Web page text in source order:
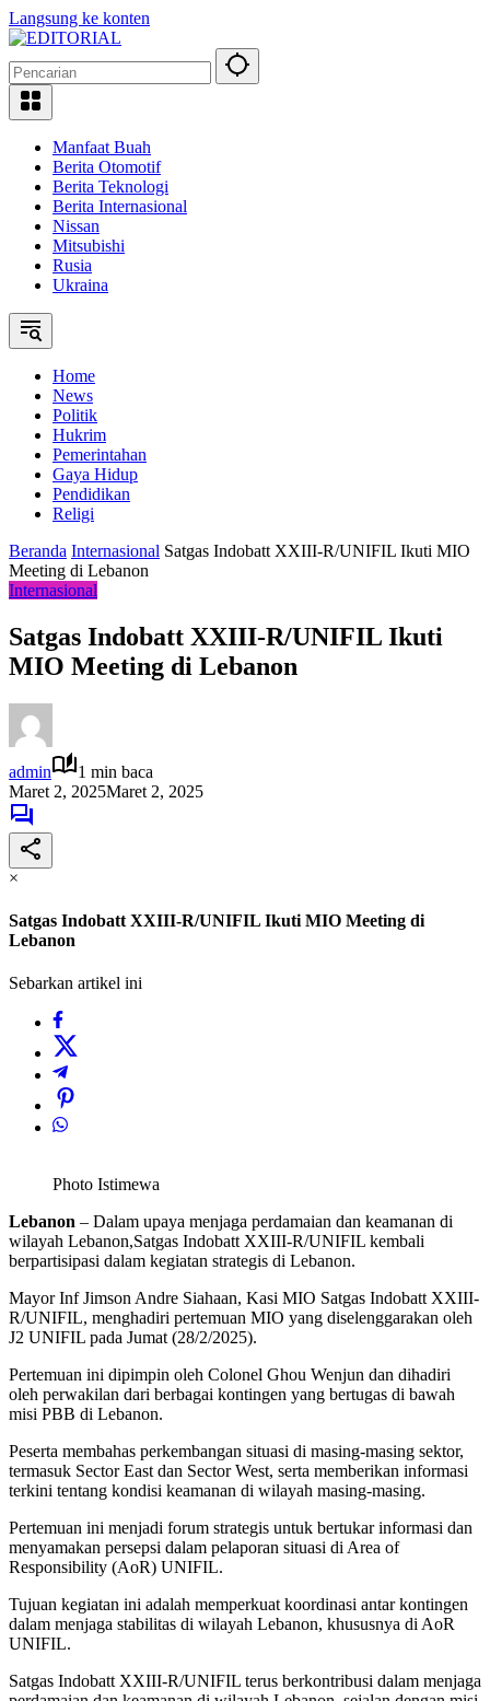
Langsung ke konten
Manfaat Buah
Berita Otomotif
Berita Teknologi
Berita Internasional
Nissan
Mitsubishi
Rusia
Ukraina
Home
News
Politik
Hukrim
Pemerintahan
Gaya Hidup
Pendidikan
Religi
Beranda Internasional Satgas Indobatt XXIII-R/UNIFIL Ikuti MIO
Meeting di Lebanon
Internasional
Satgas Indobatt XXIII-R/UNIFIL Ikuti
MIO Meeting di Lebanon
admin
1 min baca
Maret 2, 2025Maret 2, 2025
×
Satgas Indobatt XXIII-R/UNIFIL Ikuti MIO Meeting di
Lebanon
Sebarkan artikel ini
Photo Istimewa
Lebanon – Dalam upaya menjaga perdamaian dan keamanan di
wilayah Lebanon,Satgas Indobatt XXIII-R/UNIFIL kembali
berpartisipasi dalam kegiatan strategis di Lebanon.
Mayor Inf Jimson Andre Siahaan, Kasi MIO Satgas Indobatt XXIII-
R/UNIFIL, menghadiri pertemuan MIO yang diselenggarakan oleh
J2 UNIFIL pada Jumat (28/2/2025).
Pertemuan ini dipimpin oleh Colonel Ghou Wenjun dan dihadiri
oleh perwakilan dari berbagai kontingen yang bertugas di bawah
misi PBB di Lebanon.
Peserta membahas perkembangan situasi di masing-masing sektor,
termasuk Sector East dan Sector West, serta memberikan informasi
terkini tentang kondisi keamanan di wilayah masing-masing.
Pertemuan ini menjadi forum strategis untuk bertukar informasi dan
menyamakan persepsi dalam pelaporan situasi di Area of
Responsibility (AoR) UNIFIL.
Tujuan kegiatan ini adalah memperkuat koordinasi antar kontingen
dalam menjaga stabilitas di wilayah Lebanon, khususnya di AoR
UNIFIL.
Satgas Indobatt XXIII-R/UNIFIL terus berkontribusi dalam menjaga